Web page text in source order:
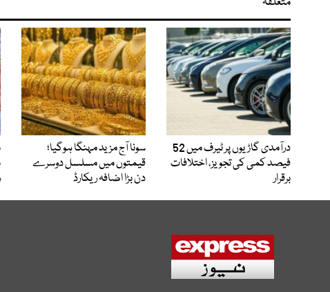
درآمدی گاڑیوں پر ٹیرف میں 52
فیصد کمی کی تجویز، اختلافات
برقرار
سونا آج مزید مہنگا ہوگیا؛
قیمتوں میں مسلسل دوسرے
دن بڑا اضافہ ریکارڈ